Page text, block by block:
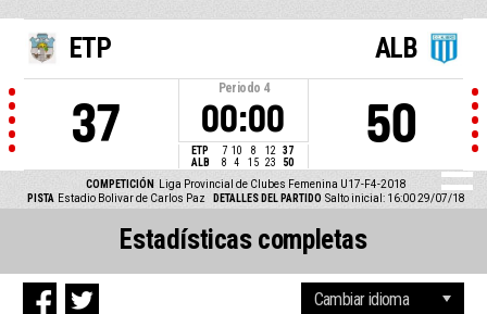
ETP
37
Periodo 4
00:00
ETP 7 10 8 12
37
ALB
8 4 15 23 50
ALB
50
COMPETICIÓN
Liga Provincial de Clubes Femenina U17-F4-2018
PISTA Estadio Bolivar de Carlos Paz DETALLES DEL PARTIDO Salto inicial: 16:00 29/07/18
Estadísticas completas